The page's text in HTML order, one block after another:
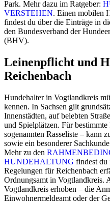
Park. Mehr dazu im Ratgeber:
VERSTEHEN. Einen mobilen
findest du über die Einträge in
den Bundesverband der
(BHV).
Leinenpflicht und
Reichenbach
Hundehalter in Vogtlandkreis
kennen. In Sachsen gilt
Innenstädten, auf belebten
und Spielplätzen. Für
sogenannten Rasseliste – kann
sowie ein besonderer
Mehr zu den
HUNDEHALTUNG findest du
Regelungen für Reichenbach
Ordnungsamt in Vogtlandkreis.
Vogtlandkreis erhoben – die
Einwohnermeldeamt oder der